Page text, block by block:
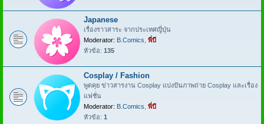
Japanese
เรื่องราวสาระ จากประเทศญี่ปุ่น
Moderator: B.Comics พี่บี
หัวข้อ: 135
Cosplay / Fashion
พูดคุย ข่าวสารงาน Cosplay แบ่งปันภาพถ่าย Cosplay และเรื่อง
แฟชั่น
Moderator: B.Comics พี่บี
หัวข้อ: 1